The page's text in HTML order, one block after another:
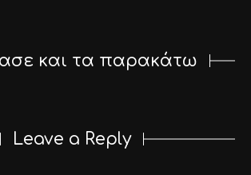
και τα παρακάτω
Leave a Reply